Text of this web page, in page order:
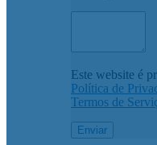
Este website é
Política de
Termos de